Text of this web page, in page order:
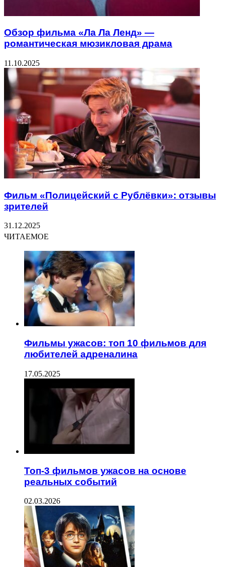
Обзор фильма «Ла Ла Ленд» —
романтическая мюзикловая драма
11.10.2025
Фильм «Полицейский с Рублёвки»: отзывы
зрителей
31.12.2025
ЧИТАЕМОЕ
Фильмы ужасов: топ 10 фильмов для
любителей адреналина
17.05.2025
Топ-3 фильмов ужасов на основе
реальных событий
02.03.2026